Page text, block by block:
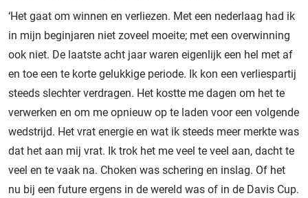
‘Het gaat om winnen en verliezen. Met een nederlaag had ik
in mijn beginjaren niet zoveel moeite; met een overwinning
ook niet. De laatste acht jaar waren eigenlijk een hel met af
en toe een te korte gelukkige periode. Ik kon een verliespartij
steeds slechter verdragen. Het kostte me dagen om het te
verwerken en om me opnieuw op te laden voor een volgende
wedstrijd. Het vrat energie en wat ik steeds meer merkte was
dat het aan mij vrat. Ik trok het me veel te veel aan, dacht te
veel en te vaak na. Choken was schering en inslag. Of het
nu bij een future ergens in de wereld was of in de Davis Cup.